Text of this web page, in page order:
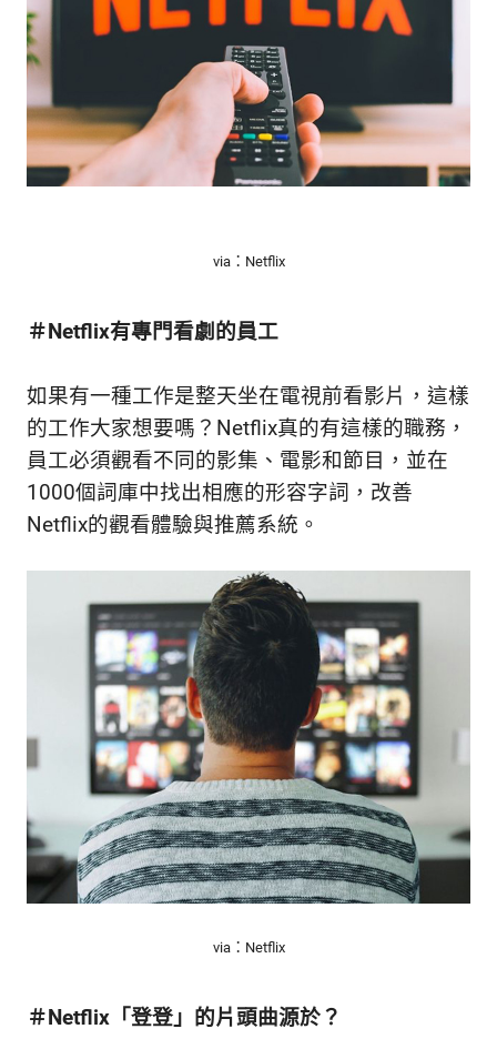
via：Netflix
＃Netflix有專門看劇的員工
如果有一種工作是整天坐在電視前看影片，這樣
的工作大家想要嗎？Netflix真的有這樣的職務，
員工必須觀看不同的影集、電影和節目，並在
1000個詞庫中找出相應的形容字詞，改善
Netflix的觀看體驗與推薦系統。
via：Netflix
＃Netflix「登登」的片頭曲源於？